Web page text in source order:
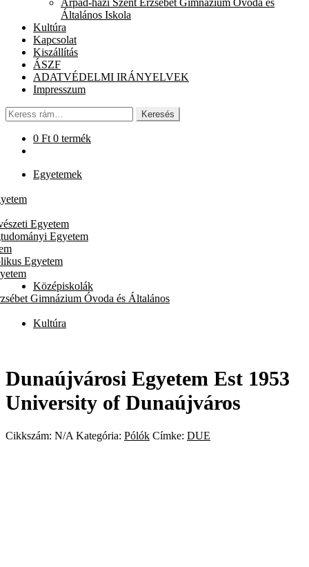
Árpád-házi Szent Erzsébet Gimnázium Óvoda és
Általános Iskola
Kultúra
Kapcsolat
Kiszállítás
ÁSZF
ADATVÉDELMI IRÁNYELVEK
Impresszum
Keresés
a
következőre:
Keresés
0 Ft 0 termék
Egyetemek
Egyetem
Egyetem
Egyetem
Középiskolák
Gimnázium Óvoda és Általános
Kultúra
Dunaújvárosi Egyetem Est 1953
University of Dunaújváros
Cikkszám: N/A Kategória: Pólók Címke: DUE